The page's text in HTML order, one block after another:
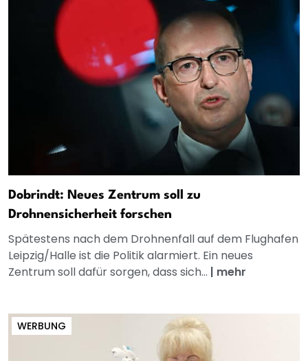
Dobrindt: Neues Zentrum soll zu
Drohnensicherheit forschen
Spätestens nach dem Drohnenfall auf dem Flughafen
Leipzig/Halle ist die Politik alarmiert. Ein neues
Zentrum soll dafür sorgen, dass sich... | mehr
WERBUNG